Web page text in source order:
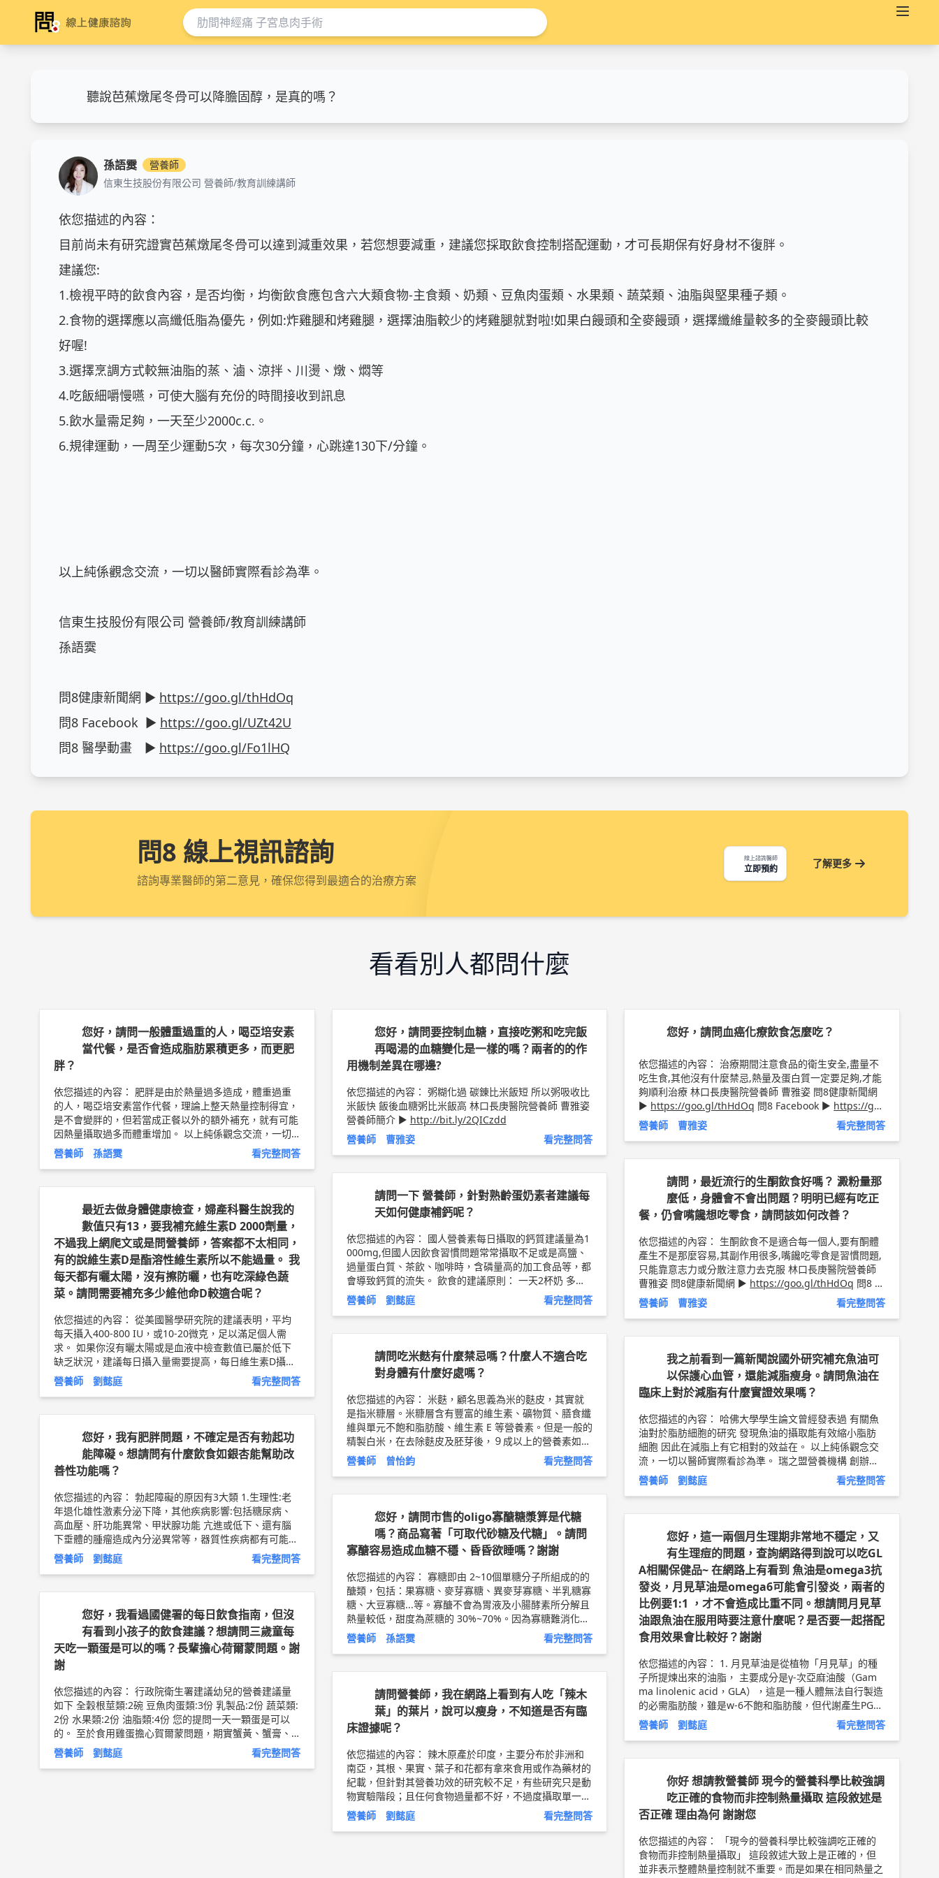
聽說芭蕉燉尾冬骨可以降膽固醇，是真的嗎？
孫語霙
營養師
信東生技股份有限公司 營養師/教育訓練講師
依您描述的內容：
目前尚未有研究證實芭蕉燉尾冬骨可以達到減重效果，若您想要減重，建議您採取飲食控制搭配運動，才可長期保有好身材不復胖。
建議您:
1.檢視平時的飲食內容，是否均衡，均衡飲食應包含六大類食物-主食類、奶類、豆魚肉蛋類、水果類、蔬菜類、油脂與堅果種子類。
2.食物的選擇應以高纖低脂為優先，例如:炸雞腿和烤雞腿，選擇油脂較少的烤雞腿就對啦!如果白饅頭和全麥饅頭，選擇纖維量較多的全麥饅頭比較
好喔!
3.選擇烹調方式較無油脂的蒸、滷、涼拌、川燙、燉、燜等
4.吃飯細嚼慢嚥，可使大腦有充份的時間接收到訊息
5.飲水量需足夠，一天至少2000c.c.。
6.規律運動，一周至少運動5次，每次30分鐘，心跳達130下/分鐘。
以上純係觀念交流，一切以醫師實際看診為準。
信東生技股份有限公司 營養師/教育訓練講師
孫語霙
問8健康新聞網 ► https://goo.gl/thHdOq
問8 Facebook  ► https://goo.gl/UZt42U
問8 醫學動畫　► https://goo.gl/Fo1lHQ
問8 線上視訊諮詢
諮詢專業醫師的第二意見，確保您得到最適合的治療方案
線上諮詢醫師
立即預約 了解更多
看看別人都問什麼
您好，請問一般體重過重的人，喝亞培安素
當代餐，是否會造成脂肪累積更多，而更肥
胖？
依您描述的內容： 肥胖是由於熱量過多造成，體重過重
的人，喝亞培安素當作代餐，理論上整天熱量控制得宜，
是不會變胖的，但若當成正餐以外的額外補充，就有可能
因熱量攝取過多而體重增加。 以上純係觀念交流，一切
以醫師實際看診為準。 信東生技股份有限公司 營養師/教
http://bit.ly/2LXnlU0
營養師 孫語霙 看完整問答
您好，請問要控制血糖，直接吃粥和吃完飯
再喝湯的血糖變化是一樣的嗎？兩者的的作
用機制差異在哪邊?
依您描述的內容： 粥糊化過 碳錬比米飯短 所以粥吸收比
米飯快 飯後血糖粥比米飯高 林口長庚醫院營養師 曹雅姿
營養師簡介 ► http://bit.ly/2QICzdd
營養師 曹雅姿
看完整問答
您好，請問血癌化療飲食怎麼吃？
依您描述的內容： 治療期間注意食品的衛生安全,盡量不
吃生食,其他沒有什麼禁忌,熱量及蛋白質一定要足夠,才能
夠順利治療 林口長庚醫院營養師 曹雅姿 問8健康新聞網
► https://goo.gl/thHdOq 問8 Facebook ► https://go
o.gl/UZt42U問8 醫學動畫 ► https://goo.gl/Fo1lHQ
營養師 曹雅姿 看完整問答
請問，最近流行的生酮飲食好嗎？ 澱粉量那
麼低，身體會不會出問題？明明已經有吃正
餐，仍會嘴饞想吃零食，請問該如何改善？
依您描述的內容： 生酮飲食不是適合每一個人,要有酮體
產生不是那麼容易,其副作用很多,嘴饞吃零食是習慣問題,
只能靠意志力或分散注意力去克服 林口長庚醫院營養師
曹雅姿 問8健康新聞網 ► https://goo.gl/thHdOq 問8 F
acebook ►https://goo.gl/UZt42U 問8 醫學動畫 ►ht
tps://goo.gl/Fo1lHQ
營養師 曹雅姿 看完整問答
請問一下 營養師，針對熟齡蛋奶素者建議每
天如何健康補鈣呢？
依您描述的內容： 國人營養素每日攝取的鈣質建議量為1
000mg,但國人因飲食習慣問題常常攝取不足或是高鹽、
過量蛋白質、茶飲、咖啡時，含磷量高的加工食品等，都
會導致鈣質的流失。 飲食的建議原則： 一天2杯奶 多攝
取深綠色蔬菜 多選傳統板豆腐鈣更高 充足的維生素D (曬
太陽多做負重運動) 幫助鈣質吸收 或適量補充天然營養補
知道個人一天的飲食規劃 該如何吃到足夠攝取量 建議預
約營養諮詢門診來瞭解 以上純係觀念交流。 瑞之盟營養
機構 創辦人/營養師 劉懿庭 營養師簡介 ►http://bit.ly/2
uXsY9i 素食者飲食衛教文章 ►
營養師 劉懿庭 看完整問答
最近去做身體健康檢查，婦產科醫生說我的
數值只有13，要我補充維生素D 2000劑量，
不過我上網爬文或是問營養師，答案都不太相同，
有的說維生素D是酯溶性維生素所以不能過量。 我
每天都有曬太陽，沒有擦防曬，也有吃深綠色蔬
菜。請問需要補充多少維他命D較適合呢？
依您描述的內容： 從美國醫學研究院的建議表明，平均
每天攝入400-800 IU，或10-20微克，足以滿足個人需
求。 如果你沒有曬太陽或是血液中檢查數值已屬於低下
缺乏狀況，建議每日攝入量需要提高，每日維生素D攝入
量為1000-4000 IU，或25-100微克，應足以確保大多數
人的血清維生素D濃度。 根據醫學研究所（IOM），400
取牛奶、乾香菇、蛋黃、瘦肉、深綠色蔬菜等來源，並每
日於中午時段出去曬10-15分鐘太陽也是不錯的方式。 以
上純係觀念交流，一切以醫師實際看診為準。 瑞之盟營
養機構 創辦人/營養師 劉懿庭 營養師簡介 ►http://bit.l
y/2uXsY9i 素食者飲食衛教文章 ►
營養師 劉懿庭 看完整問答
請問吃米麩有什麼禁忌嗎？什麼人不適合吃
對身體有什麼好處嗎？
依您描述的內容： 米麩，顧名思義為米的麩皮，其實就
是指米糠層。米糠層含有豐富的維生素、礦物質、膳食纖
維與單元不飽和脂肪酸、維生素 E 等營養素。但是一般的
精製白米，在去除麩皮及胚芽後，９成以上的營養素如維
生素、礦物質及纖維質也會跟著流失。近幾年國建署推廣
國人多攝取全穀類食物，每天應有1/3的澱粉類食物來自
薏仁（紅薏仁）、全大麥、全小麥、全蕎麥、全玉米、全
小米、全高粱等。增加飲食中的全穀類及穀類纖維的攝
取，可改善飲食相關的慢性疾病發生率。 如果有下列身
體情況，則建議您找營養師再進一步諮詢如何使用，例如
患有： 1.消化功能障礙：胃潰瘍、十二指腸潰瘍等，或剛
質地粗糙，屬於高渣食品，會促進消化道蠕動、摩擦，而
使傷口疼痛。 2.痛風病患：全穀類保留種子胚芽，普林含
量豐富，食用後尿酸易增加，故不建議有嚴重痛風者食
用。 3.患有腎臟疾病的人：對於腎功能不全的病患，磷容
易堆積在體內不易排除。而全穀類因富含礦物質，因此
磷、鉀的含量也相當高，腎臟病患食用全穀類反而會增加
營養師 曾怡鈞 看完整問答
我之前看到一篇新聞說國外研究補充魚油可
以保護心血管，還能減脂瘦身。請問魚油在
臨床上對於減脂有什麼實證效果嗎？
依您描述的內容： 哈佛大學學生論文曾經發表過 有關魚
油對於脂肪細胞的研究 發現魚油的攝取能有效縮小脂肪
細胞 因此在減脂上有它相對的效益在。 以上純係觀念交
流，一切以醫師實際看診為準。 瑞之盟營養機構 創辦人/
營養師 劉懿庭 營養師簡介 ►
http://bit.ly/2uXsY9i選擇
好油衛教文章 ►
營養師 劉懿庭 看完整問答
您好，我有肥胖問題，不確定是否有勃起功
能障礙。想請問有什麼飲食如銀杏能幫助改
善性功能嗎？
依您描述的內容： 勃起障礙的原因有3大類 1.生理性:老
年退化雄性激素分泌下降，其他疾病影響:包括糖尿病、
高血壓、肝功能異常、甲狀腺功能 亢進或低下、還有腦
下垂體的腫瘤造成內分泌異常等，器質性疾病都有可能造
成勃起功能障 礙。 2.心理性:年輕人勃起障礙多半是心理
因素居多，包括憂鬱症、躁鬱症、精神分裂、酒精或藥物
會破壞勃起功能，包括：抽菸、酗酒、熬夜、過度勞累工
作、長期精神壓力 等。 飲食上對於男性生殖有幫助的營
養素如下: 1.精胺酸:是一種胺基酸，在體內轉化成一氧化
氮，一氧化氮有助於血管擴張，改善血液循環富含氧氣
的血液可以通過動脈，而改善勃起障礙。 含精胺酸的食
物包括：鱔魚、鯰魚、泥鰍、海參、墨魚、章魚等。 2.
質，不僅是雄性激素合成的必需營養素，同 時也是保護
前列腺的重任。 含鋅較為豐富的食物包括：海鮮食品，
尤其是貝殼類海鮮，如生蠔、淡菜、牡蠣等。 3.鈣:鈣質
能刺激精子成熟，適度補充富含鈣的食物，對改善男子生
殖能力。 含鈣豐富的食物包括：小魚乾、蛋黃、大豆、
海帶、芝麻等。 4.優質的蛋白質:是養成肌肉和肌肉能量
營養師 劉懿庭 看完整問答
您好，請問市售的oligo寡醣糖漿算是代糖
嗎？商品寫著「可取代砂糖及代糖」。請問
寡醣容易造成血糖不穩、昏昏欲睡嗎？謝謝
依您描述的內容： 寡糖即由 2~10個單糖分子所組成的的
醣類，包括：果寡糖、麥芽寡糖、異麥芽寡糖、半乳糖寡
糖、大豆寡糖...等。寡醣不會為胃液及小腸酵素所分解且
熱量較低，甜度為蔗糖的 30%~70%。因為寡糖難消化，
不會對血糖值與胰島素的分泌有任何的影響，因此也被
當成低熱量或糖尿病人的甜味劑使用。 以上純係觀念交
營養師/教育訓練講師 孫語霙 營養師簡介 ►http://bit.ly/
2LXnlU0 食用油選擇衛教文章 ► http://bit.ly/2vsBG0v
營養師 孫語霙 看完整問答
您好，這一兩個月生理期非常地不穩定，又
有生理痘的問題，查詢網路得到說可以吃GL
A相關保健品~ 在網路上有看到 魚油是omega3抗
發炎，月見草油是omega6可能會引發炎，兩者的
比例要1:1 ，才不會造成比重不同。想請問月見草
油跟魚油在服用時要注意什麼呢？是否要一起搭配
食用效果會比較好？謝謝
依您描述的內容： 1. 月見草油是從植物「月見草」的種
子所提煉出來的油脂， 主要成分是γ-次亞麻油酸（Gam
ma linolenic acid，GLA），這是一種人體無法自行製造
的必需脂肪酸，雖是w-6不飽和脂肪酸，但代謝產生PGE1
前列腺素1是具抗發炎效益，其他種類的W-6脂肪酸才會
引起發炎、血管收縮、過敏等問題(例如:大豆油.葵花油)。
注意攝取比例即可，並沒有一定要一起服用效果較好的說
法。 3.月見草油並不是人人都適合補充 生理期不穩定的
問題，是來的時間? 量? 經期時間?的不穩定? 建議請諮詢
專科醫師作診斷評估，並確認是否有其他婦科問題，例
如:子宮肌瘤、子宮肌腺症、多囊性卵巢...等，是不建議食
安心。 4.生理期長痘痘的問題，請注意飲食內容和生活作
息是否正常，盡量不熬夜、少吃高油、高糖、冰品等，也
可諮詢專業的營養師協助評估作調整和改善，以及注重皮
營養師 劉懿庭 看完整問答
您好，我看過國健署的每日飲食指南，但沒
有看到小孩子的飲食建議？想請問三歲童每
天吃一顆蛋是可以的嗎？長輩擔心荷爾蒙問題。謝
謝
依您描述的內容： 行政院衛生署建議幼兒的營養建議量
如下 全穀根莖類:2碗 豆魚肉蛋類:3份 乳製品:2份 蔬菜類:
2份 水果類:2份 油脂類:4份 您的提問一天一顆蛋是可以
的。 至於食用雞蛋擔心賀爾蒙問題，期實蟹黃、蟹膏、
蝦膏等雌激素含量相對較高，且易受環境荷爾蒙影響的內
臟部位，雞蛋的雌激素含量並沒有想像的這麼可觀，因此
營養師 劉懿庭 看完整問答
請問營養師，我在網路上看到有人吃「辣木
葉」的葉片，說可以瘦身，不知道是否有臨
床證據呢？
依您描述的內容： 辣木原產於印度，主要分布於非洲和
南亞，其根、果實、葉子和花都有拿來食用或作為藥材的
紀載，但針對其營養功效的研究較不足，有些研究只是動
物實驗階段；且任何食物過量都不好，不過度攝取單一食
材，均衡飲食才是上策。 減重並無捷徑，還是要靠均衡
飲食、學會選對食物並搭配運動才有效果， 最重要的，
營養師 劉懿庭 看完整問答
你好 想請教營養師 現今的營養科學比較強調
吃正確的食物而非控制熱量攝取 這段敘述是
否正確 理由為何 謝謝您
依您描述的內容： 「現今的營養科學比較強調吃正確的
食物而非控制熱量攝取」 這段敘述大致上是正確的，但
並非表示整體熱量控制就不重要。而是如果在相同熱量之